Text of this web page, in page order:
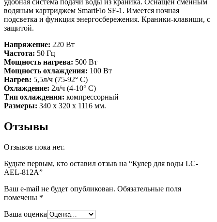
водяным картриджем SmartFlo SF-1. Имеется ночная
подсветка и функция энергосбережения. Краники-клавиши, с
защитой.
Напряжение: 220 Вт
Частота: 50 Гц
Мощность нагрева: 500 Вт
Мощность охлаждения: 100 Вт
Нагрев: 5,5л/ч (75-92° С)
Охлаждение: 2л/ч (4-10° С)
Тип охлаждения: компрессорный
Размеры: 340 х 320 х 1116 мм.
Отзывы
Отзывов пока нет.
Будьте первым, кто оставил отзыв на “Кулер для воды LC-
AEL-812A”
Ваш e-mail не будет опубликован. Обязательные поля
помечены *
Ваша оценка